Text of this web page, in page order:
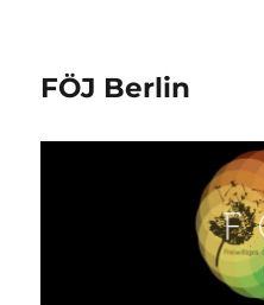
FÖJ Berlin